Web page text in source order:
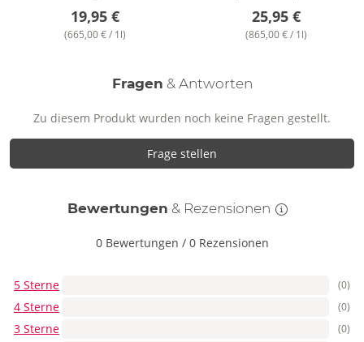
19,95 €
(665,00 € / 1l)
25,95 €
(865,00 € / 1l)
Fragen & Antworten
Zu diesem Produkt wurden noch keine Fragen gestellt.
Frage stellen
Bewertungen & Rezensionen
0 Bewertungen / 0 Rezensionen
5 Sterne (0)
4 Sterne (0)
3 Sterne (0)